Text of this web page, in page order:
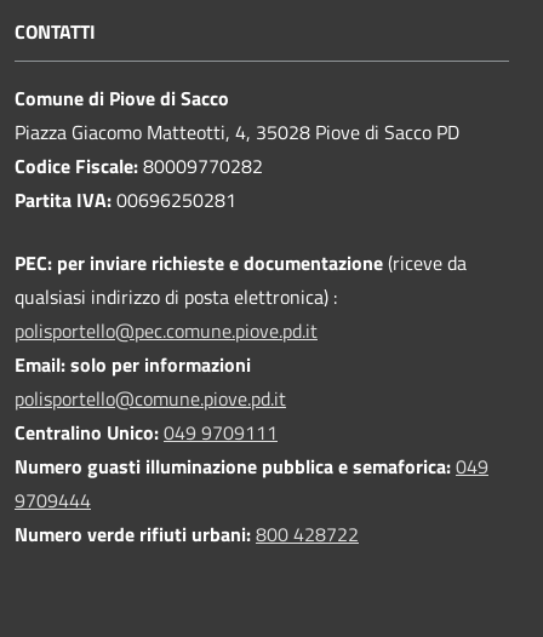
CONTATTI
Comune di Piove di Sacco
Piazza Giacomo Matteotti, 4, 35028 Piove di Sacco PD
Codice Fiscale:80009770282
Partita IVA:00696250281
PEC: per inviare richieste e documentazione(riceve da
qualsiasi indirizzo di posta elettronica) :
polisportello@pec.comune.piove.pd.it
Email: solo per informazioni
polisportello@comune.piove.pd.it
Centralino Unico:049 9709111
Numero guasti illuminazione pubblica e semaforica:049
9709444
Numero verde rifiuti urbani:800 428722